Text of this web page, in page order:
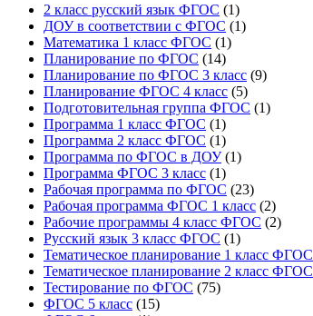
2 класс русский язык ФГОС (1)
ДОУ в соответствии с ФГОС (1)
Математика 1 класс ФГОС (1)
Планирование по ФГОС (14)
Планирование по ФГОС 3 класс (9)
Планирование ФГОС 4 класс (5)
Подготовительная группа ФГОС (1)
Программа 1 класс ФГОС (1)
Программа 2 класс ФГОС (1)
Программа по ФГОС в ДОУ(1)
Программа ФГОС 3 класс (1)
Рабочая программа по ФГОС (23)
Рабочая программа ФГОС 1 класс (2)
Рабочие программы 4 класс ФГОС (2)
Русский язык 3 класс ФГОС (1)
Тематическое планирование 1 класс ФГОС
Тематическое планирование 2 класс ФГОС
Тестирование по ФГОС (75)
ФГОС 5 класс (15)